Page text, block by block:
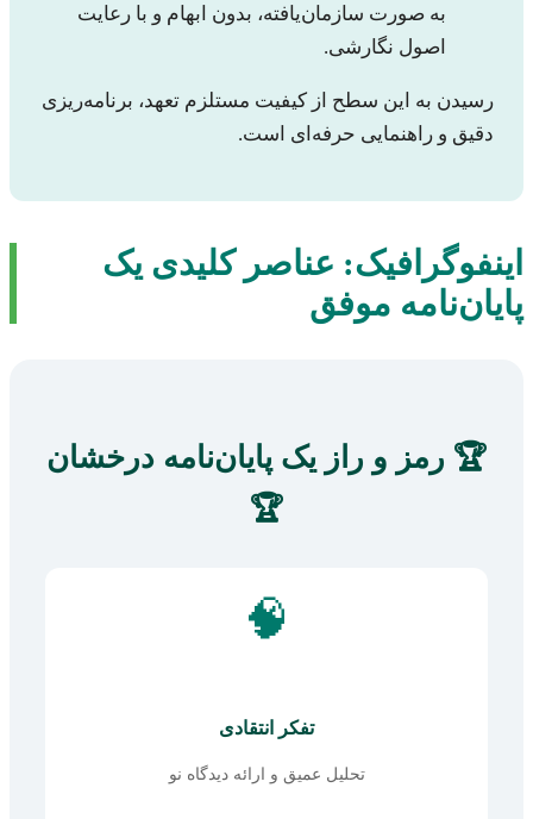
به صورت سازمان‌یافته، بدون ابهام و با رعایت
اصول نگارشی.
رسیدن به این سطح از کیفیت مستلزم تعهد، برنامه‌ریزی
دقیق و راهنمایی حرفه‌ای است.
اینفوگرافیک: عناصر کلیدی یک
پایان‌نامه موفق
🏆 رمز و راز یک پایان‌نامه درخشان
🏆
🧠
تفکر انتقادی
تحلیل عمیق و ارائه دیدگاه نو